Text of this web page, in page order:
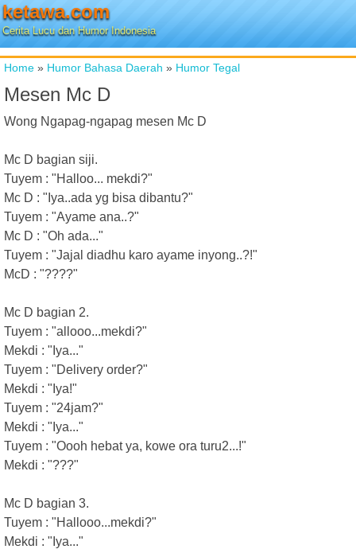
ketawa.com
Cerita Lucu dan Humor Indonesia
Home » Humor Bahasa Daerah » Humor Tegal
Mesen Mc D
Wong Ngapag-ngapag mesen Mc D
Mc D bagian siji.
Tuyem : "Halloo... mekdi?"
Mc D : "Iya..ada yg bisa dibantu?"
Tuyem : "Ayame ana..?"
Mc D : "Oh ada..."
Tuyem : "Jajal diadhu karo ayame inyong..?!"
McD : "????"
Mc D bagian 2.
Tuyem : "allooo...mekdi?"
Mekdi : "Iya..."
Tuyem : "Delivery order?"
Mekdi : "Iya!"
Tuyem : "24jam?"
Mekdi : "Iya..."
Tuyem : "Oooh hebat ya, kowe ora turu2...!"
Mekdi : "???"
Mc D bagian 3.
Tuyem : "Hallooo...mekdi?"
Mekdi : "Iya..."